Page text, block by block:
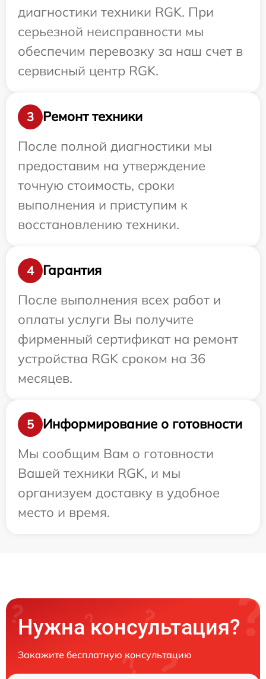
диагностики техники RGK. При
серьезной неисправности мы
обеспечим перевозку за наш счет в
сервисный центр RGK.
3
Ремонт техники
После полной диагностики мы
предоставим на утверждение
точную стоимость, сроки
выполнения и приступим к
восстановлению техники.
4
Гарантия
После выполнения всех работ и
оплаты услуги Вы получите
фирменный сертификат на ремонт
устройства RGK сроком на 36
месяцев.
5
Информирование о готовности
Мы сообщим Вам о готовности
Вашей техники RGK, и мы
организуем доставку в удобное
место и время.
Нужна консультация?
Закажите бесплатную консультацию